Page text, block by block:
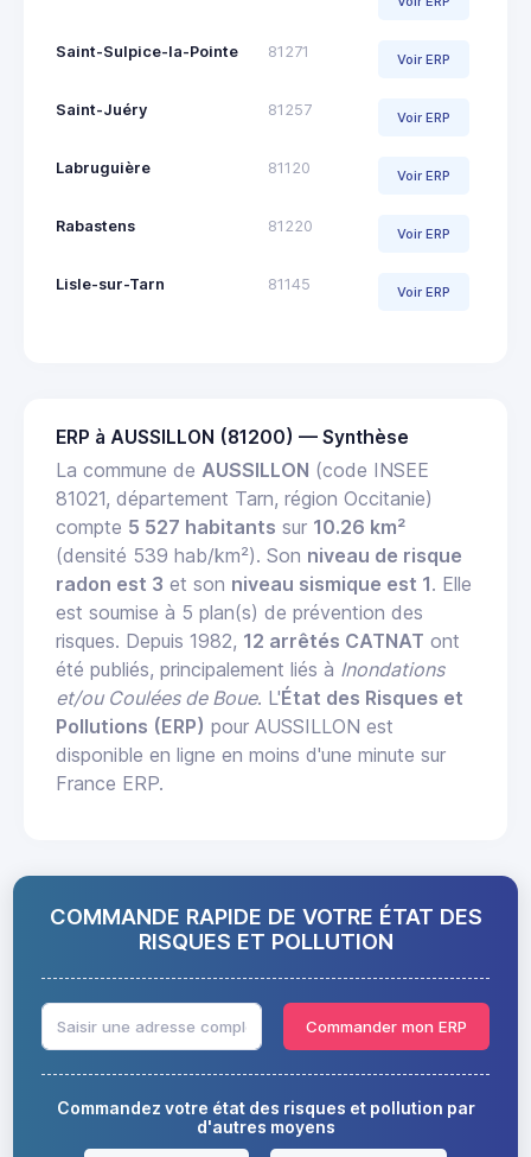
Saint-Sulpice-la-Pointe 81271 Voir ERP
Saint-Juéry 81257 Voir ERP
Labruguière 81120 Voir ERP
Rabastens 81220 Voir ERP
Lisle-sur-Tarn 81145 Voir ERP
ERP à AUSSILLON (81200) — Synthèse
La commune de AUSSILLON (code INSEE
81021, département Tarn, région Occitanie)
compte 5 527 habitants sur 10.26 km²
(densité 539 hab/km²). Son niveau de risque
radon est 3 et son niveau sismique est 1. Elle
est soumise à 5 plan(s) de prévention des
risques. Depuis 1982, 12 arrêtés CATNAT ont
été publiés, principalement liés à Inondations
et/ou Coulées de Boue. L'État des Risques et
Pollutions (ERP) pour AUSSILLON est
disponible en ligne en moins d'une minute sur
France ERP.
COMMANDE RAPIDE DE VOTRE ÉTAT DES
RISQUES ET POLLUTION
Commander mon ERP
Commandez votre état des risques et pollution par
d'autres moyens